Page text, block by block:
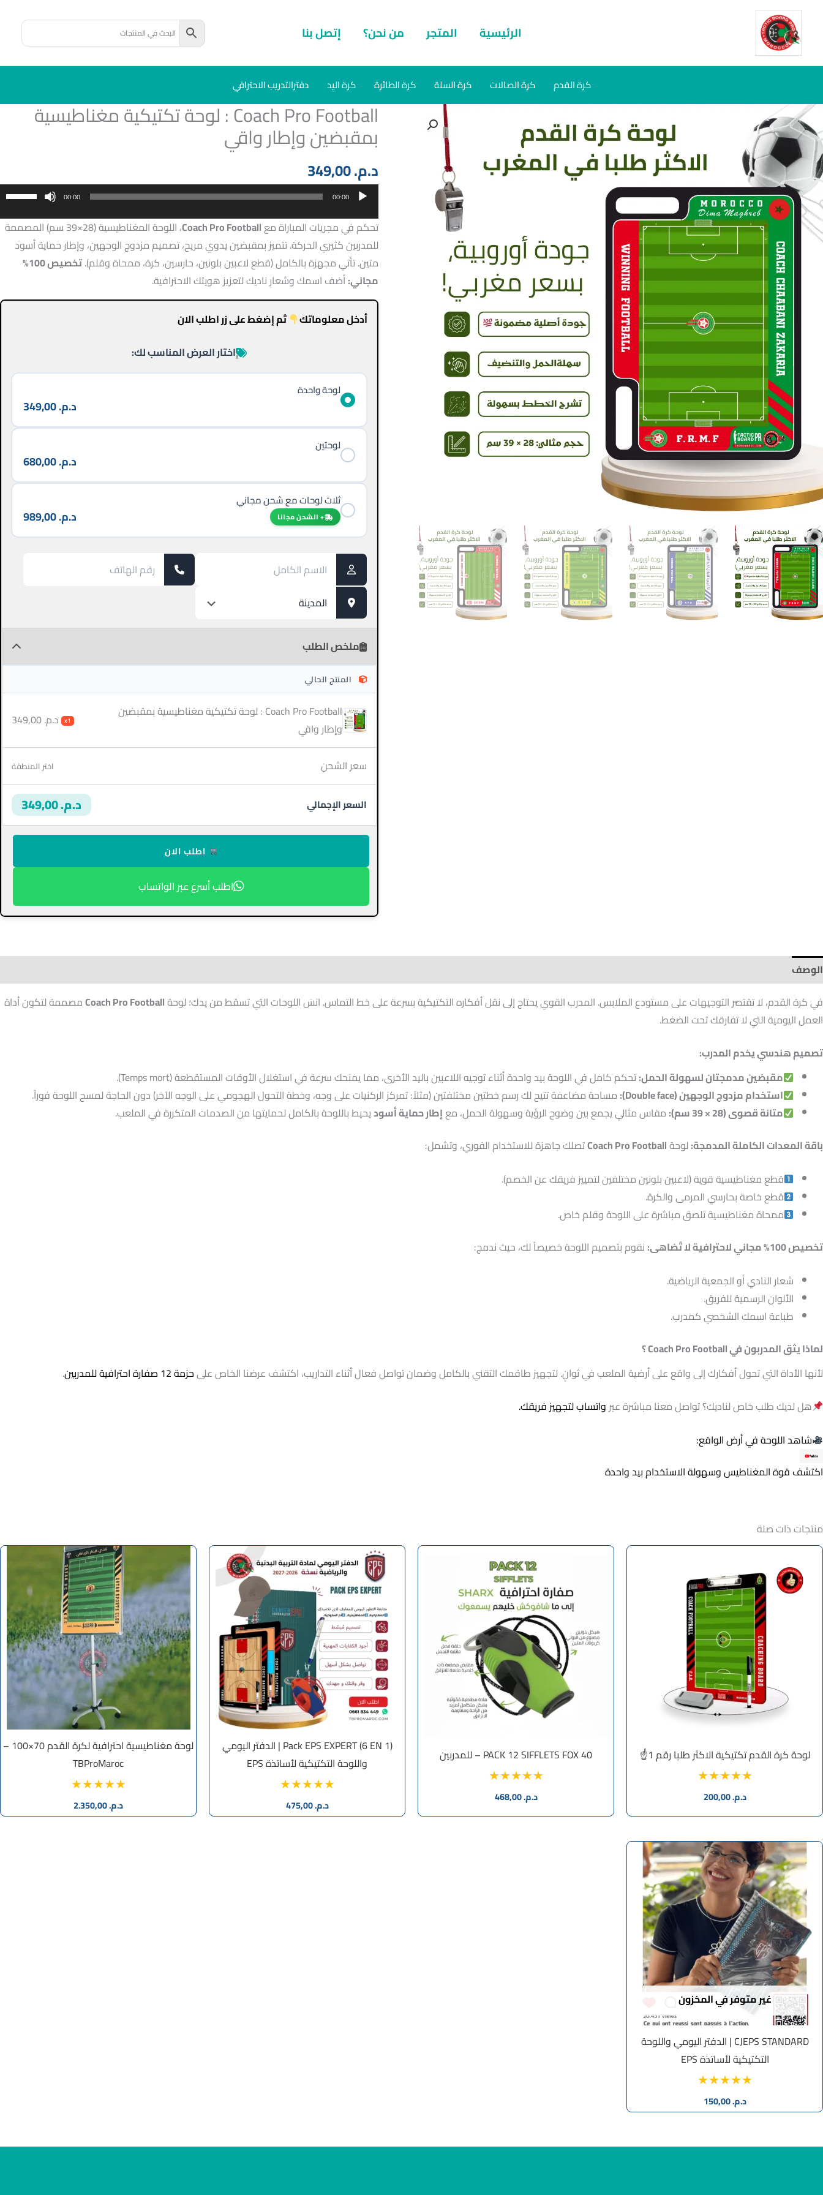
تخطي
المحتوى
الرئيسية المتجر من نحن؟ إتصل بنا
كرة القدم كرة الصالات كرة السلة كرة الطائرة كرة اليد دفترالتدريب الاحترافي
Coach Pro Football : لوحة تكتيكية مغناطيسية
بمقبضين وإطار واقي
د.م.
مشغل
الصوت
00:00
00:00
أو
تحكم في مجريات المباراة معCoach Pro Football
، اللوحة المغناطيسية (28×39 سم) المصممة
للمدربين كثيري الحركة. تتميز بمقبضين يدوي مريح، تصميم مزدوج الوجهين، وإطار حماية أسود
متين. تأتي مجهزة بالكامل (قطع لاعبين بلونين، حارسين، كرة، ممحاة وقلم).
تخصيص 100%
مجاني:أضف اسمك وشعار ناديك لتعزيز هويتك الاحترافية.
أدخل معلوماتك
ثم إضغط على زر اطلب الان
ٍٍاختار العرض المناسب لك:
لوحة واحدة
د.م.
لوحتين
د.م.
ثلات لوحات مع شحن مجاني
+ الشحن مجانا د.م.
ملخص الطلب
المنتج الحالي
Coach Pro Football : لوحة تكتيكية مغناطيسية بمقبضين
وإطار واقي
x1 د.م. 349,00
سعر الشحن اختر المنطقة
السعر الإجمالي د.م. 349,00
اطلب الان
اطلب أسرع عبر الواتساب
الوصف
في كرة القدم، لا تقتصر التوجيهات على مستودع الملابس. المدرب القوي يحتاج إلى نقل أفكاره التكتيكية بسرعة على خط التماس. انسَ اللوحات التي تسقط من يدك؛ لوحةCoach Pro Footballمصممة لتكون أداة
العمل اليومية التي لا تفارقك تحت الضغط.
تصميم هندسي يخدم المدرب:
مقبضين مدمجتان لسهولة الحمل:تحكم كامل في اللوحة بيد واحدة أثناء توجيه اللاعبين باليد الأخرى، مما يمنحك سرعة في استغلال الأوقات المستقطعة (Temps mort).
استخدام مزدوج الوجهين(Double face):
مساحة مضاعفة تتيح لك رسم خطتين مختلفتين (مثلاً: تمركز الركنيات على وجه، وخطة التحول الهجومي على الوجه الآخر) دون الحاجة لمسح اللوحة فوراً.
متانة قصوى (28 × 39 سم)
: مقاس مثالي يجمع بين وضوح الرؤية وسهولة الحمل، معإطار حماية أسوديحيط باللوحة بالكامل لحمايتها من الصدمات المتكررة في الملعب.
باقة المعدات الكاملة المدمجة:لوحةCoach Pro Footballتصلك جاهزة للاستخدام الفوري، وتشمل:
قطع مغناطيسية قوية (لاعبين بلونين مختلفين لتمييز فريقك عن الخصم).
قطع خاصة بحارسي المرمى والكرة.
ممحاة مغناطيسية تلصق مباشرة على اللوحة وقلم خاص.
تخصيص 100% مجاني لاحترافية لا تُضاهى
: نقوم بتصميم اللوحة خصيصاً لك، حيث ندمج:
شعار النادي أو الجمعية الرياضية.
الألوان الرسمية للفريق.
طباعة اسمك الشخصي كمدرب.
لماذا يثق المدربون في
؟
لأنها الأداة التي تحول أفكارك إلى واقع على أرضية الملعب في ثوانٍ. لتجهيز طاقمك التقني بالكامل وضمان تواصل فعال أثناء التداريب، اكتشف عرضنا الخاص علىحزمة 12 صفارة احترافية للمدربين
.
هل لديك طلب خاص لناديك؟ تواصل معنا مباشرة عبرواتسابلتجهيز فريقك.
شاهد اللوحة في أرض الواقع:
اكتشف قوة المغناطيس وسهولة الاستخدام بيد واحدة
منتجات ذات صلة
لوحة كرة القدم تكتيكية الاكثر طلبا رقم 1☝
د.م.200,00
PACK 12 SIFFLETS FOX 40 – للمدربين
د.م.468,00
Pack EPS EXPERT (6 EN 1) | الدفتر اليومي
واللوحة التكتيكية لأساتذة EPS
د.م.475,00
لوحة مغناطيسية احترافية لكرة القدم 70×100 –
TBProMaroc
د.م.
غير متوفر في المخزون
CJEPS STANDARD | الدفتر اليومي واللوحة
التكتيكية لأساتذة EPS
د.م.150,00